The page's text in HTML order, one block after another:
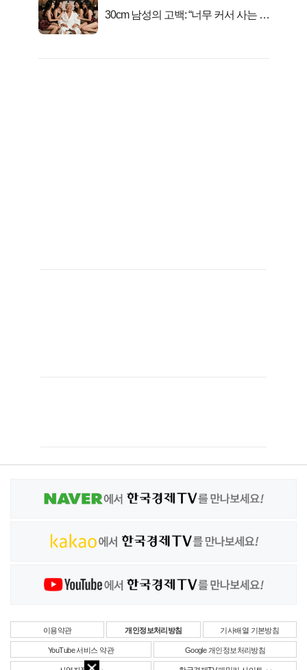
30cm 남성의 고백: “너무 커서 사는 게
이용약관 개인정보처리방침 기사배열 기본방침
YouTube 서비스 약관 Google 개인정보처리방침